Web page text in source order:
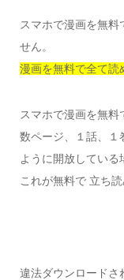
スマホで漫画を無料
せん。
漫画を無料で全て読
スマホで漫画を無
数ページ、１話、１
ように開放している
これが無料で 立ち
違法ダウンロードさ